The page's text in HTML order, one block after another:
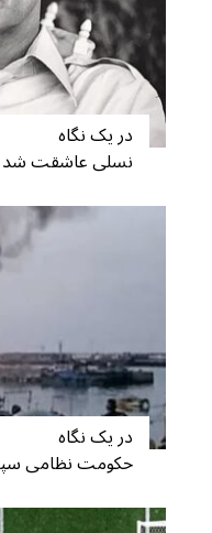
در یک نگاه
نسلی عاشقت شد
در یک نگاه
حکومت نظامی
e